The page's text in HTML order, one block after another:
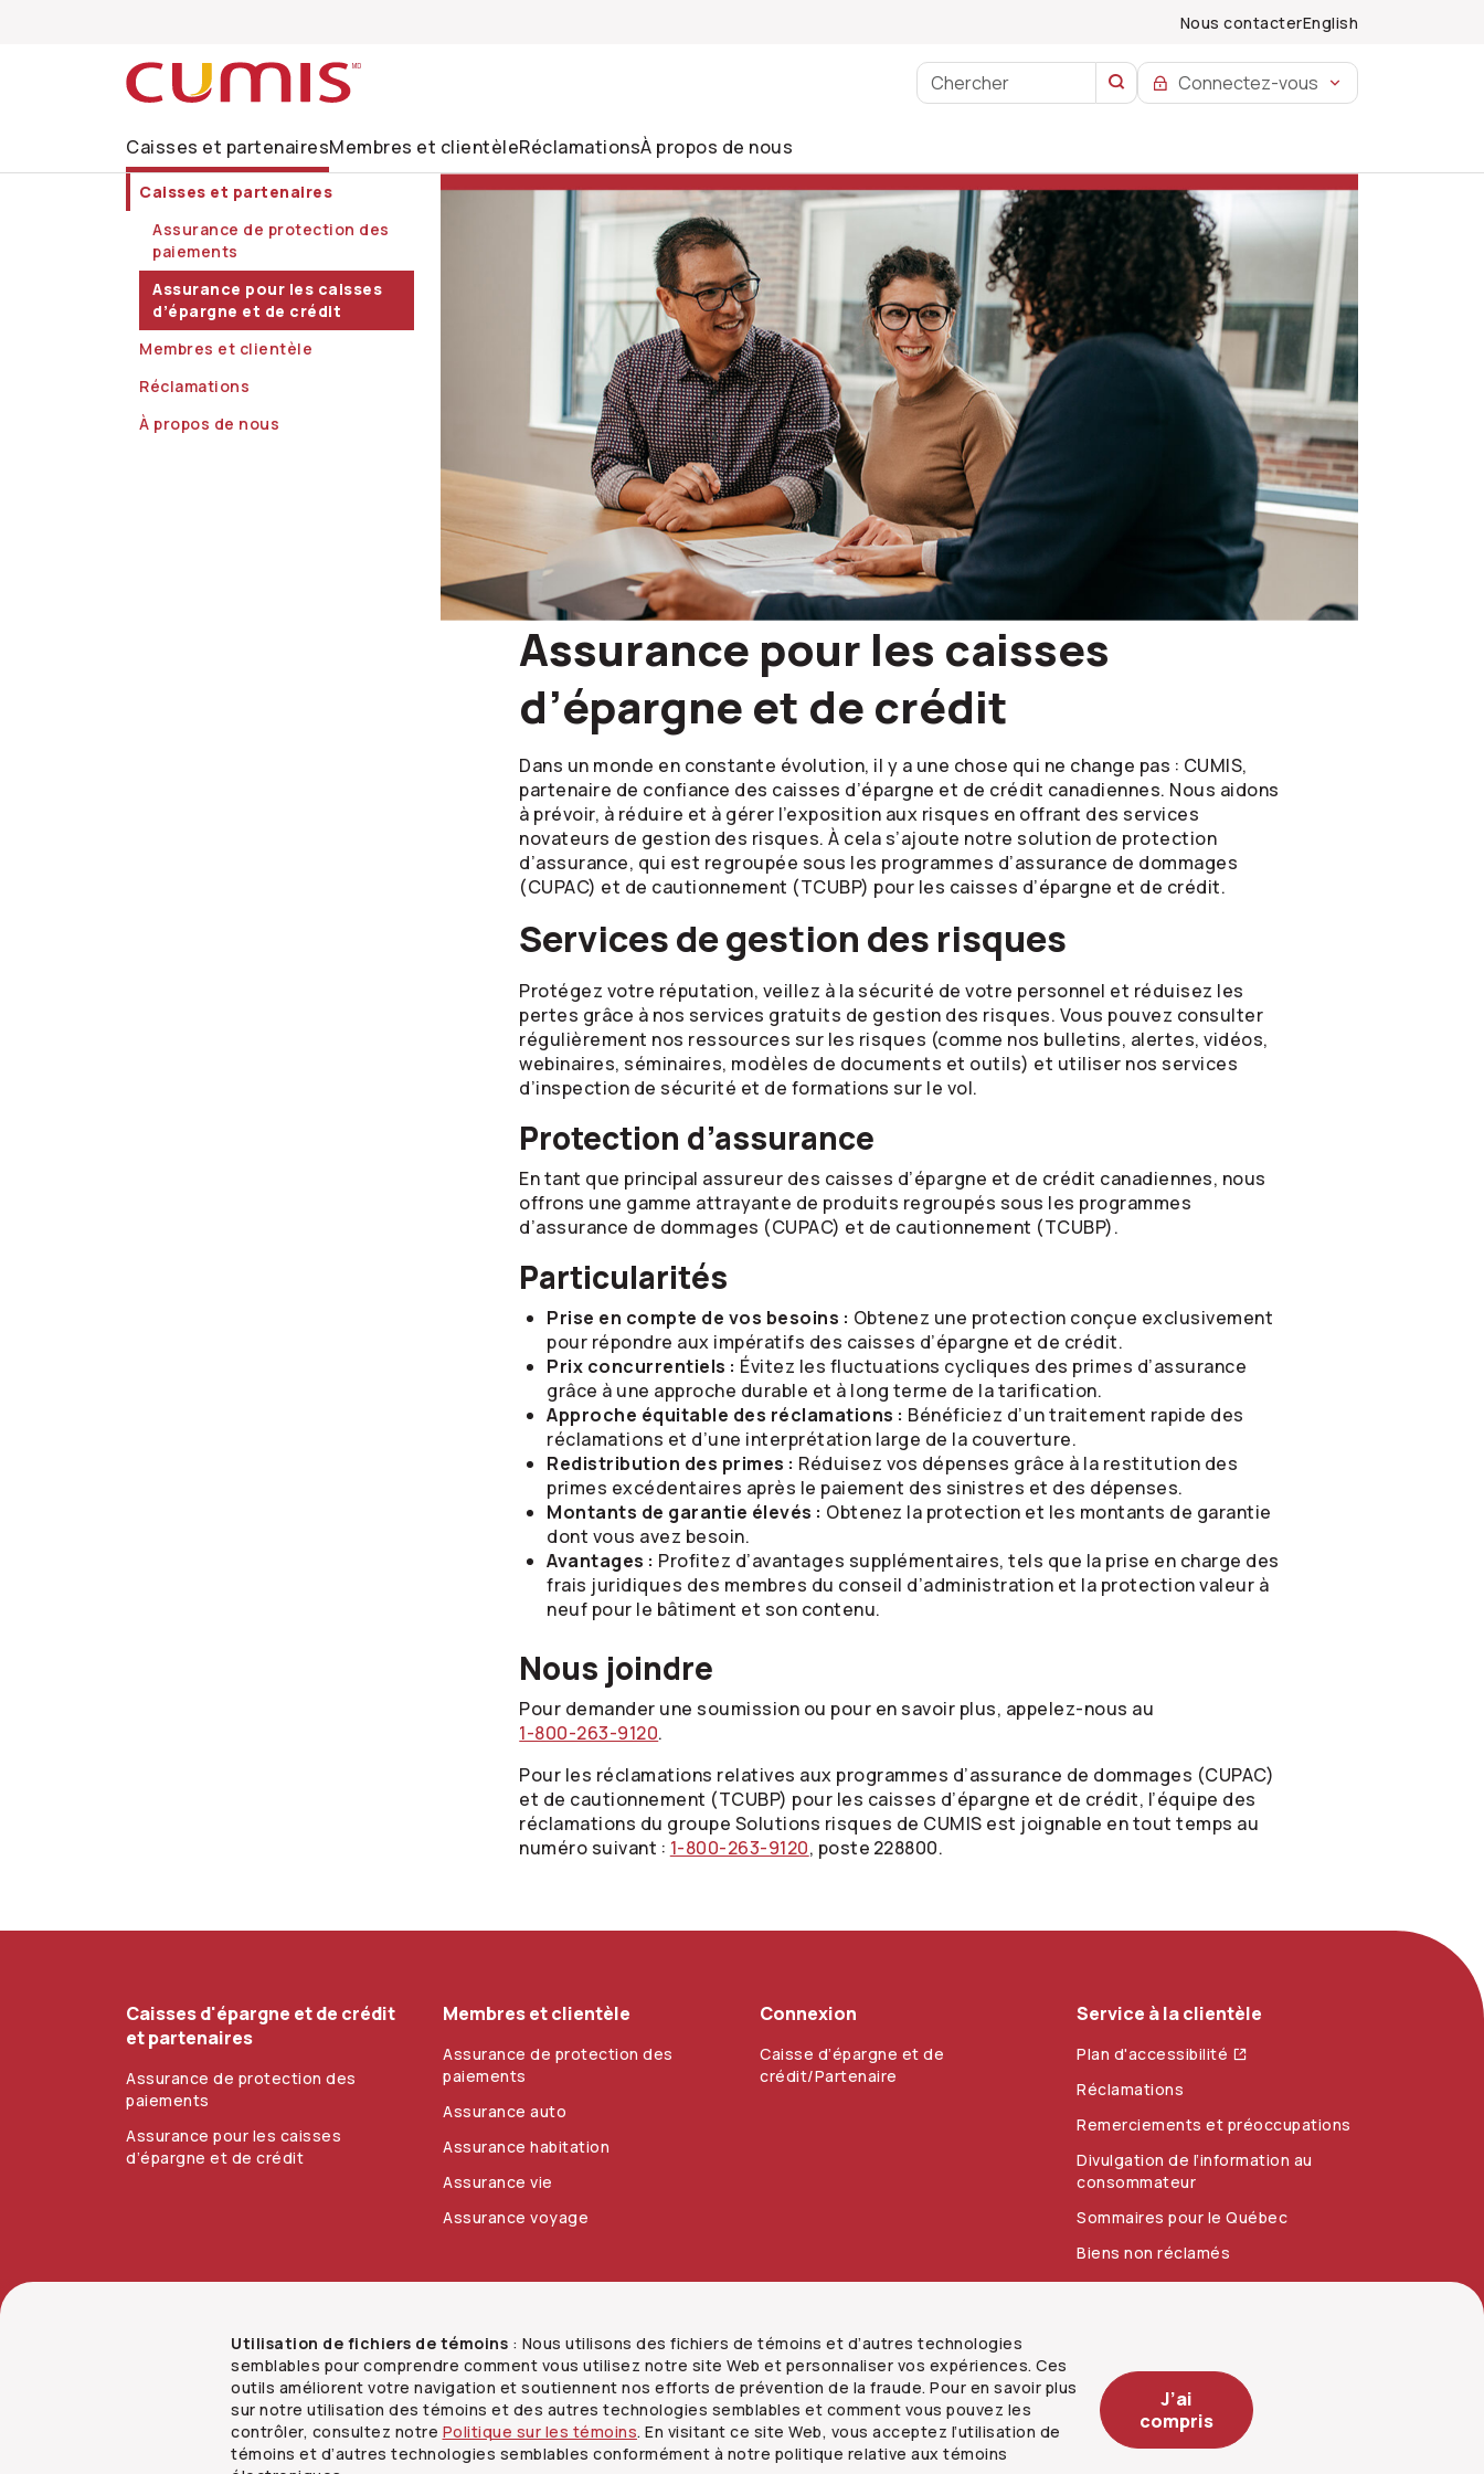
Nous contacterEnglish
Connectez-vous
Caisses et partenairesMembres et clientèleRéclamationsÀ propos de nous
Caisses et partenaires
Assurance de protection des
paiements
Assurance pour les caisses
d’épargne et de crédit
Membres et clientèle
Réclamations
À propos de nous
Assurance pour les caisses
d’épargne et de crédit
Dans un monde en constante évolution, il y a une chose qui ne change pas : CUMIS,
partenaire de confiance des caisses d’épargne et de crédit canadiennes. Nous aidons
à prévoir, à réduire et à gérer l’exposition aux risques en offrant des services
novateurs de gestion des risques. À cela s’ajoute notre solution de protection
d’assurance, qui est regroupée sous les programmes d’assurance de dommages
(CUPAC) et de cautionnement (TCUBP) pour les caisses d’épargne et de crédit.
Services de gestion des risques
Protégez votre réputation, veillez à la sécurité de votre personnel et réduisez les
pertes grâce à nos services gratuits de gestion des risques. Vous pouvez consulter
régulièrement nos ressources sur les risques (comme nos bulletins, alertes, vidéos,
webinaires, séminaires, modèles de documents et outils) et utiliser nos services
d’inspection de sécurité et de formations sur le vol.
Protection d’assurance
En tant que principal assureur des caisses d’épargne et de crédit canadiennes, nous
offrons une gamme attrayante de produits regroupés sous les programmes
d’assurance de dommages (CUPAC) et de cautionnement (TCUBP).
Particularités
Prise en compte de vos besoins : Obtenez une protection conçue exclusivement
pour répondre aux impératifs des caisses d’épargne et de crédit.
Prix concurrentiels : Évitez les fluctuations cycliques des primes d’assurance
grâce à une approche durable et à long terme de la tarification.
Approche équitable des réclamations : Bénéficiez d’un traitement rapide des
réclamations et d’une interprétation large de la couverture.
Redistribution des primes : Réduisez vos dépenses grâce à la restitution des
primes excédentaires après le paiement des sinistres et des dépenses.
Montants de garantie élevés : Obtenez la protection et les montants de garantie
dont vous avez besoin.
Avantages : Profitez d’avantages supplémentaires, tels que la prise en charge des
frais juridiques des membres du conseil d’administration et la protection valeur à
neuf pour le bâtiment et son contenu.
Nous joindre
Pour demander une soumission ou pour en savoir plus, appelez-nous au
1-800-263-9120.
Pour les réclamations relatives aux programmes d’assurance de dommages (CUPAC)
et de cautionnement (TCUBP) pour les caisses d’épargne et de crédit, l’équipe des
réclamations du groupe Solutions risques de CUMIS est joignable en tout temps au
numéro suivant : 1-800-263-9120, poste 228800.
Utilisation de fichiers de témoins : Nous utilisons des fichiers de témoins et d’autres technologies
semblables pour comprendre comment vous utilisez notre site Web et personnaliser vos expériences. Ces
outils améliorent votre navigation et soutiennent nos efforts de prévention de la fraude. Pour en savoir plus
sur notre utilisation des témoins et des autres technologies semblables et comment vous pouvez les
contrôler, consultez notre Politique sur les témoins. En visitant ce site Web, vous acceptez l’utilisation de
témoins et d’autres technologies semblables conformément à notre politique relative aux témoins
J’ai
compris
Caisses d'épargne et de crédit
et partenaires
Assurance de protection des
paiements
Assurance pour les caisses
d’épargne et de crédit
Membres et clientèle
Assurance de protection des
paiements
Assurance auto
Assurance habitation
Assurance vie
Assurance voyage
Connexion
Caisse d’épargne et de
crédit/Partenaire
Service à la clientèle
Plan d'accessibilité
Réclamations
Remerciements et préoccupations
Divulgation de l’information au
consommateur
Sommaires pour le Québec
Biens non réclamés
Politique sur les témoins Mentions juridiques Vie privée Sécurité Carrières Nous joindre
MD